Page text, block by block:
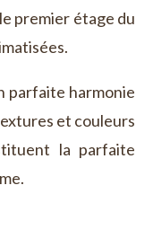
premier étage du
parfaite harmonie
et couleurs
la parfaite